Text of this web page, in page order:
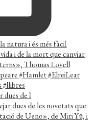
dues de l